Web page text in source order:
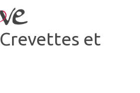
et